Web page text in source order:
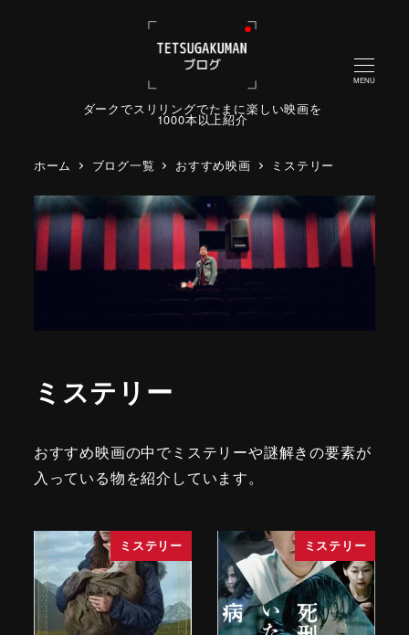
ダークでスリリングでたまに楽しい映画を
1000本以上紹介
MENU
ホーム ブログ一覧 おすすめ映画 ミステリー
ミステリー
おすすめ映画の中でミステリーや謎解きの要素が
入っている物を紹介しています。
ミステリー ミステリー